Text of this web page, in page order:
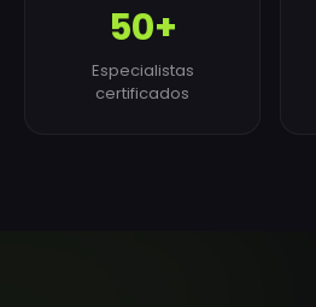
50+
Especialistas
certificados